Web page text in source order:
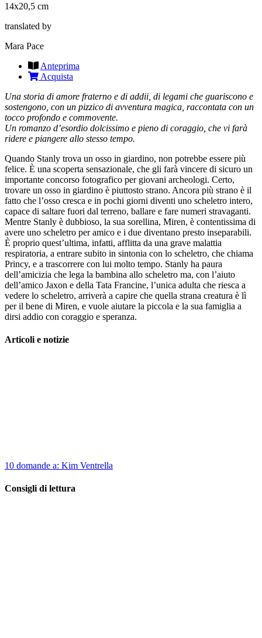
14x20,5 cm
translated by
Mara Pace
Anteprima
Acquista
Una storia di amore fraterno e di addii, di legami che guariscono e
sostengono, con un pizzico di avventura magica, raccontata con un
tocco profondo e commovente.
Un romanzo d’esordio dolcissimo e pieno di coraggio, che vi farà
ridere e piangere allo stesso tempo.
Quando Stanly trova un osso in giardino, non potrebbe essere più
felice. È una scoperta sensazionale, che gli farà vincere di sicuro un
importante concorso fotografico per giovani archeologi. Certo,
trovare un osso in giardino è piuttosto strano. Ancora più strano è il
fatto che l’osso cresca e in pochi giorni diventi uno scheletro intero,
capace di saltare fuori dal terreno, ballare e fare numeri stravaganti.
Mentre Stanly è dubbioso, la sua sorellina, Miren, è contentissima di
avere uno scheletro per amico e i due diventano presto inseparabili.
È proprio quest’ultima, infatti, afflitta da una grave malattia
respiratoria, a entrare subito in sintonia con lo scheletro, che chiama
Princy, e a trascorrere con lui molto tempo. Stanly ha paura
dell’amicizia che lega la bambina allo scheletro ma, con l’aiuto
dell’amico Jaxon e della Tata Francine, l’unica adulta che riesca a
vedere lo scheletro, arriverà a capire che quella strana creatura è lì
per il bene di Miren, e vuole aiutare la piccola e la sua famiglia a
dirsi addio con coraggio e speranza.
Articoli e notizie
10 domande a: Kim Ventrella
Consigli di lettura